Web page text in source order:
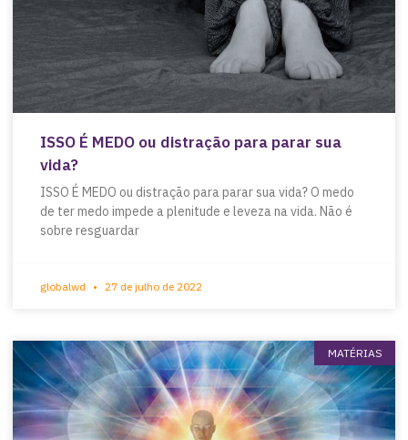
ISSO É MEDO ou distração para parar sua
vida?
ISSO É MEDO ou distração para parar sua vida? O medo
de ter medo impede a plenitude e leveza na vida. Não é
sobre resguardar
globalwd 27 de julho de 2022
MATÉRIAS